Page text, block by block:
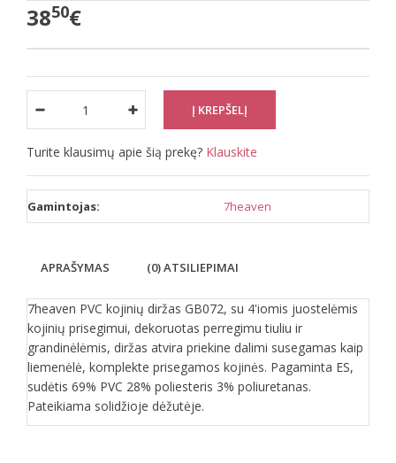
3850€
Turite klausimų apie šią prekę? Klauskite
Gamintojas: 7heaven
APRAŠYMAS (0) ATSILIEPIMAI
7heaven PVC kojinių diržas GB072, su 4'iomis juostelėmis
kojinių prisegimui, dekoruotas perregimu tiuliu ir
grandinėlėmis, diržas atvira priekine dalimi susegamas kaip
liemenėlė, komplekte prisegamos kojinės. Pagaminta ES,
sudėtis 69% PVC 28% poliesteris 3% poliuretanas.
Pateikiama solidžioje dėžutėje.